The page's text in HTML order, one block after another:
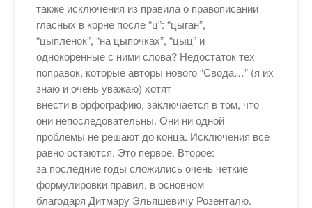
также исключения из правила о правописании
гласных в корне после “ц”: “цыган”,
“цыпленок”, “на цыпочках”, “цыц” и
однокоренные с ними слова? Недостаток тех
поправок, которые авторы нового “Свода…” (я их
знаю и очень уважаю) хотят
внести в орфографию, заключается в том, что
они непоследовательны. Они ни одной
проблемы не решают до конца. Исключения все
равно остаются. Это первое. Второе:
за последние годы сложились очень четкие
формулировки правил, в основном
благодаря Дитмару Эльяшевичу Розенталю.